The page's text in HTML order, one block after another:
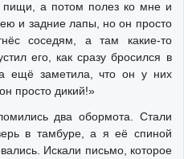
пищи, а потом полез ко мне и
и задние лапы, но он просто
соседям, а там какие-то
его, как сразу бросился в
ещё заметила, что он у них
просто дикий!»
два обормота. Стали
в тамбуре, а я её спиной
Искали письмо, которое